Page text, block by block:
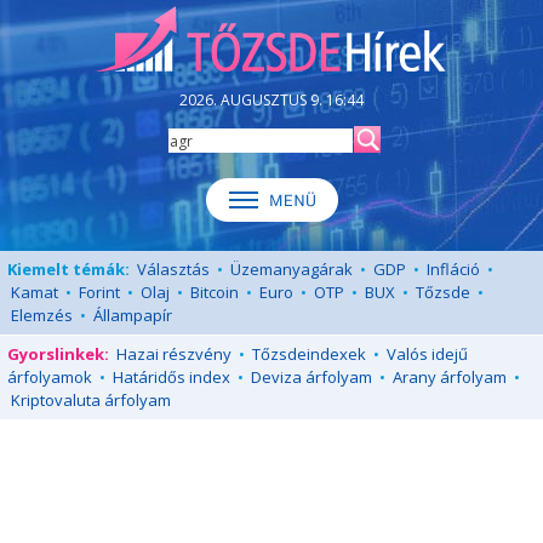
2026. AUGUSZTUS 9. 16:44
Kiemelt témák: Választás • Üzemanyagárak • GDP • Infláció •
Kamat • Forint • Olaj • Bitcoin • Euro • OTP • BUX • Tőzsde •
Elemzés • Állampapír
Gyorslinkek: Hazai részvény • Tőzsdeindexek • Valós idejű
árfolyamok • Határidős index • Deviza árfolyam • Arany árfolyam •
Kriptovaluta árfolyam